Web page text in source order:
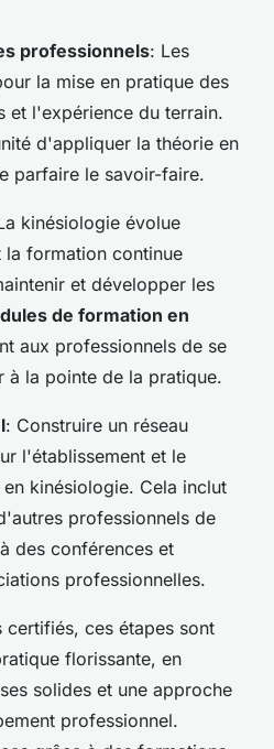
professionnels: Les
la mise en pratique des
et l'expérience du terrain.
d'appliquer la théorie en
parfaire le savoir-faire.
kinésiologie évolue
la formation continue
et développer les
de formation en
aux professionnels de se
à la pointe de la pratique.
: Construire un réseau
l'établissement et le
kinésiologie. Cela inclut
professionnels de
des conférences et
professionnelles.
certifiés, ces étapes sont
florissante, en
solides et une approche
professionnel.